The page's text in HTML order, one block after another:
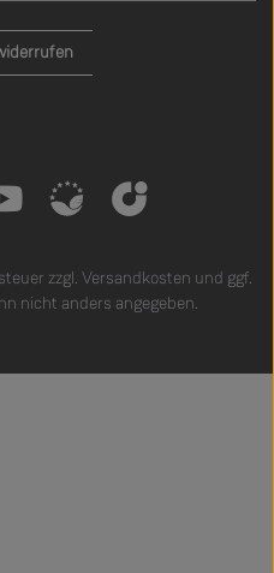
zzgl. Versandkosten und ggf.
nicht anders angegeben.